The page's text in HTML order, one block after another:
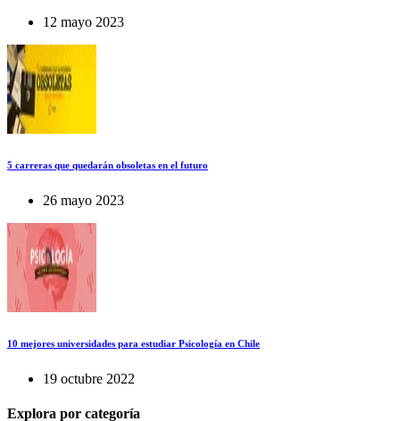
12 mayo 2023
5 carreras que quedarán obsoletas en el futuro
26 mayo 2023
10 mejores universidades para estudiar Psicología en Chile
19 octubre 2022
Explora por categoría